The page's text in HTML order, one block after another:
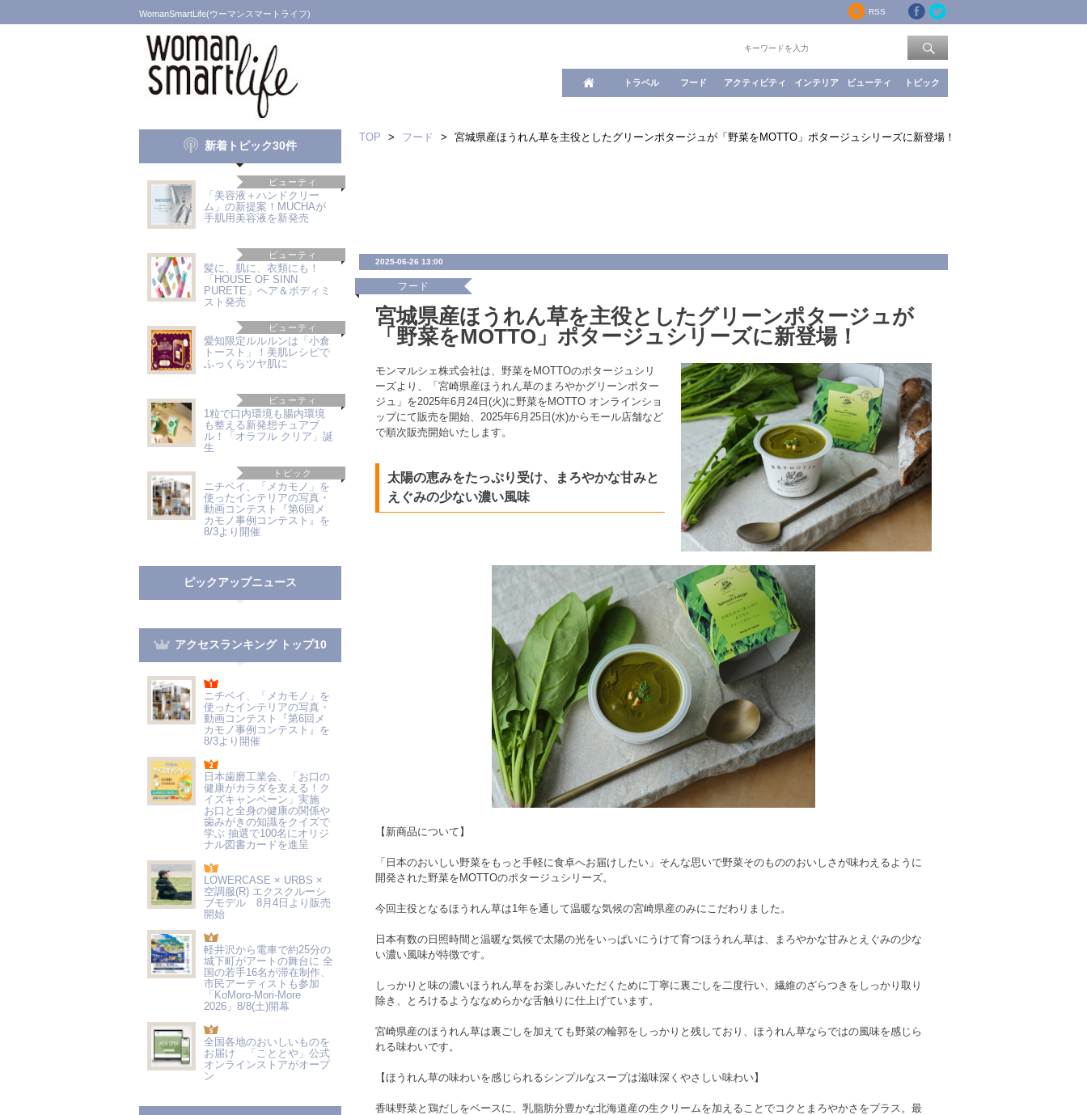
WomanSmartLife(ウーマンスマートライフ) RSS
トラベル フード アクティビティ インテリア ビューティ トピック
新着トピック30件
ビューティ
「美容液＋ハンドクリー
ム」の新提案！MUCHAが
手肌用美容液を新発売
ビューティ
髪に、肌に、衣類にも！
「HOUSE OF SINN
PURETE」ヘア＆ボディミ
スト発売
ビューティ
愛知限定ルルルンは「小倉
トースト」！美肌レシピで
ふっくらツヤ肌に
ビューティ
1粒で口内環境も腸内環境
も整える新発想チュアブ
ル！「オラフル クリア」誕
生
トピック
ニチベイ、「メカモノ」を
使ったインテリアの写真・
動画コンテスト『第6回メ
カモノ事例コンテスト』を
8/3より開催
ピックアップニュース
アクセスランキング トップ10
ニチベイ、「メカモノ」を
使ったインテリアの写真・
動画コンテスト『第6回メ
カモノ事例コンテスト』を
8/3より開催
日本歯磨工業会、「お口の
健康がカラダを支える！ク
イズキャンペーン」実施
お口と全身の健康の関係や
歯みがきの知識をクイズで
学ぶ 抽選で100名にオリジ
ナル図書カードを進呈
LOWERCASE × URBS ×
空調服(R) エクスクルーシ
ブモデル 8月4日より販売
開始
軽井沢から電車で約25分の
城下町がアートの舞台に 全
国の若手16名が滞在制作、
市民アーティストも参加
「KoMoro-Mori-More
2026」8/8(土)開幕
全国各地のおいしいものを
お届け 「こととや」公式
オンラインストアがオープ
ン
TOP > フード > 宮城県産ほうれん草を主役としたグリーンポタージュが「野菜をMOTTO」ポタージュシリーズに新登場！
2025-06-26 13:00
フード
宮城県産ほうれん草を主役としたグリーンポタージュが
「野菜をMOTTO」ポタージュシリーズに新登場！
モンマルシェ株式会社は、野菜をMOTTOのポタージュシリ
ーズより、「宮崎県産ほうれん草のまろやかグリーンポター
ジュ」を2025年6月24日(火)に野菜をMOTTO オンラインショ
ップにて販売を開始、2025年6月25日(水)からモール店舗など
で順次販売開始いたします。
太陽の恵みをたっぷり受け、まろやかな甘みと
えぐみの少ない濃い風味
【新商品について】
「日本のおいしい野菜をもっと手軽に食卓へお届けしたい」そんな思いで野菜そのもののおいしさが味わえるように
開発された野菜をMOTTOのポタージュシリーズ。
今回主役となるほうれん草は1年を通して温暖な気候の宮崎県産のみにこだわりました。
日本有数の日照時間と温暖な気候で太陽の光をいっぱいにうけて育つほうれん草は、まろやかな甘みとえぐみの少な
い濃い風味が特徴です。
しっかりと味の濃いほうれん草をお楽しみいただくために丁寧に裏ごしを二度行い、繊維のざらつきをしっかり取り
除き、とろけるようななめらかな舌触りに仕上げています。
宮崎県産のほうれん草は裏ごしを加えても野菜の輪郭をしっかりと残しており、ほうれん草ならではの風味を感じら
れる味わいです。
【ほうれん草の味わいを感じられるシンプルなスープは滋味深くやさしい味わい】
香味野菜と鶏だしをベースに、乳脂肪分豊かな北海道産の生クリームを加えることでコクとまろやかさをプラス。最